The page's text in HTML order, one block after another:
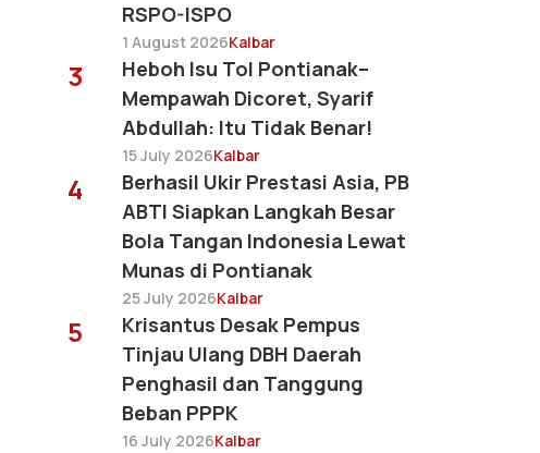
RSPO-ISPO
1 August 2026Kalbar
3
Heboh Isu Tol Pontianak–
Mempawah Dicoret, Syarif
Abdullah: Itu Tidak Benar!
15 July 2026Kalbar
4
Berhasil Ukir Prestasi Asia, PB
ABTI Siapkan Langkah Besar
Bola Tangan Indonesia Lewat
Munas di Pontianak
25 July 2026Kalbar
5
Krisantus Desak Pempus
Tinjau Ulang DBH Daerah
Penghasil dan Tanggung
Beban PPPK
16 July 2026Kalbar